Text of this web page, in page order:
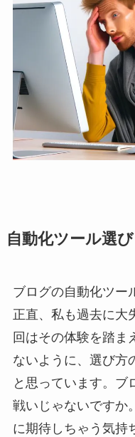
自動化ツール選び
ブログの自動化ツー
正直、私も過去に大
回はその体験を踏ま
ないように、選び方
と思っています。ブ
戦いじゃないですか
に期待しちゃう気持